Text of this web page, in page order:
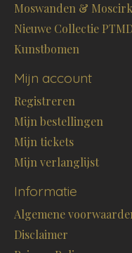
Moswanden &
Nieuwe Collectie
Kunstbomen
Mijn account
Registreren
Mijn bestellingen
Mijn tickets
Mijn verlanglijst
Informatie
Algemene
Disclaimer